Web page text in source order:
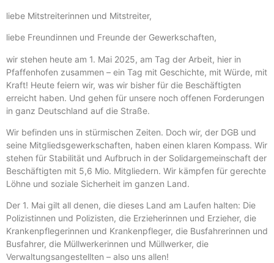
liebe Mitstreiterinnen und Mitstreiter,
liebe Freundinnen und Freunde der Gewerkschaften,
wir stehen heute am 1. Mai 2025, am Tag der Arbeit, hier in
Pfaffenhofen zusammen – ein Tag mit Geschichte, mit Würde, mit
Kraft! Heute feiern wir, was wir bisher für die Beschäftigten
erreicht haben. Und gehen für unsere noch offenen Forderungen
in ganz Deutschland auf die Straße.
Wir befinden uns in stürmischen Zeiten. Doch wir, der DGB und
seine Mitgliedsgewerkschaften, haben einen klaren Kompass. Wir
stehen für Stabilität und Aufbruch in der Solidargemeinschaft der
Beschäftigten mit 5,6 Mio. Mitgliedern. Wir kämpfen für gerechte
Löhne und soziale Sicherheit im ganzen Land.
Der 1. Mai gilt all denen, die dieses Land am Laufen halten: Die
Polizistinnen und Polizisten, die Erzieherinnen und Erzieher, die
Krankenpflegerinnen und Krankenpfleger, die Busfahrerinnen und
Busfahrer, die Müllwerkerinnen und Müllwerker, die
Verwaltungsangestellten – also uns allen!